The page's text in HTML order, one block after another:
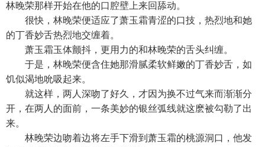
林晚荣那样开始在他的口腔壁上来回舔动。
很快，林晚荣便适应了萧玉霜青涩的口技，热烈地和她
的丁香妙舌热烈地交缠着。
萧玉霜玉体颤抖，更用力的和林晚荣的舌头纠缠。
于是，林晚荣便含住她那滑腻柔软鲜嫩的丁香妙舌，如
饥似渴地吮吸起来。
就这样，两人深吻了好久，才因为换不过气来而渐渐分
开，在两人的面前，一条美妙的银丝弧线就这麽被勾勒了出
来。
林晚荣边吻着边将左手下滑到萧玉霜的桃源洞口，他发